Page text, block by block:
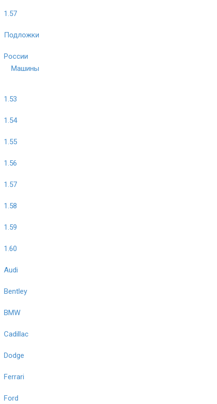
1.57
Подложки
России
Машины
1.53
1.54
1.55
1.56
1.57
1.58
1.59
1.60
Audi
Bentley
BMW
Cadillac
Dodge
Ferrari
Ford